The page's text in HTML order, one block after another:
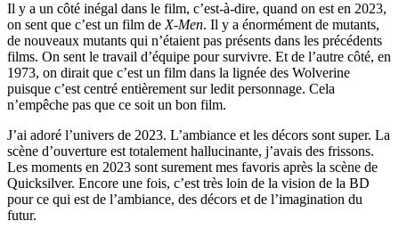
Il y a un côté inégal dans le film, c’est-à-dire, quand on est en 2023,
on sent que c’est un film de X-Men. Il y a énormément de mutants,
de nouveaux mutants qui n’étaient pas présents dans les précédents
films. On sent le travail d’équipe pour survivre. Et de l’autre côté, en
1973, on dirait que c’est un film dans la lignée des Wolverine
puisque c’est centré entièrement sur ledit personnage. Cela
n’empêche pas que ce soit un bon film.
J’ai adoré l’univers de 2023. L’ambiance et les décors sont super. La
scène d’ouverture est totalement hallucinante, j’avais des frissons.
Les moments en 2023 sont surement mes favoris après la scène de
Quicksilver. Encore une fois, c’est très loin de la vision de la BD
pour ce qui est de l’ambiance, des décors et de l’imagination du
futur.